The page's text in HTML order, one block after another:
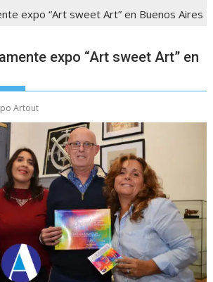
expo “Art sweet Art” en Buenos Aires
expo “Art sweet Art” en
Artout